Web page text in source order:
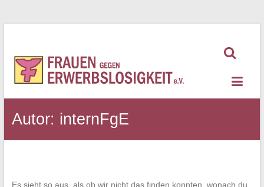
Frauen
gegen
Erwerbslosigkeit
Autor: internFgE
Es sieht so aus, als ob wir nicht das finden konnten, wonach du